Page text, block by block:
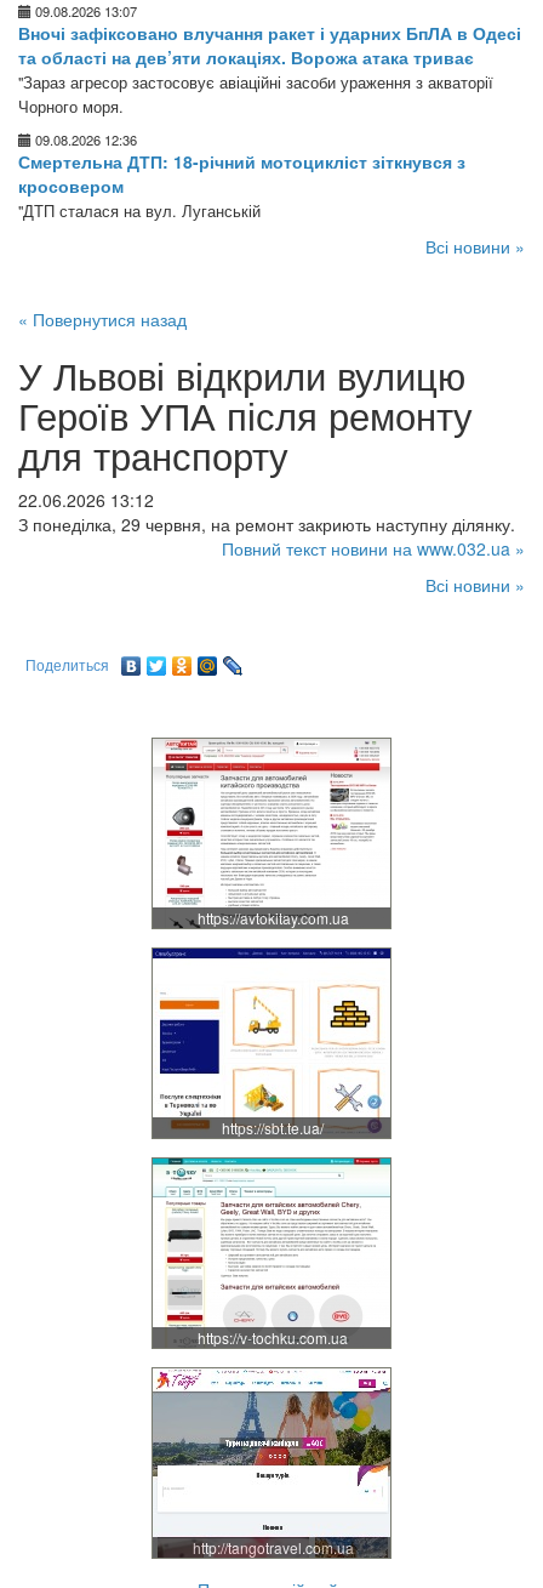
09.08.2026 13:07
Вночі зафіксовано влучання ракет і ударних БпЛА в Одесі
та області на дев’яти локаціях. Ворожа атака триває
"Зараз агресор застосовує авіаційні засоби ураження з акваторії
Чорного моря.
09.08.2026 12:36
Смертельна ДТП: 18-річний мотоцикліст зіткнувся з
кросовером
"ДТП сталася на вул. Луганській
Всі новини »
« Повернутися назад
У Львові відкрили вулицю
Героїв УПА після ремонту
для транспорту
22.06.2026 13:12
З понеділка, 29 червня, на ремонт закриють наступну ділянку.
Повний текст новини на www.032.ua »
Всі новини »
Поделиться
https://avtokitay.com.ua
https://sbt.te.ua/
https://v-tochku.com.ua
http://tangotravel.com.ua